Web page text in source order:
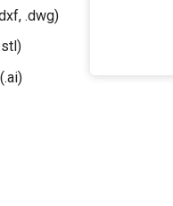
.dwg)